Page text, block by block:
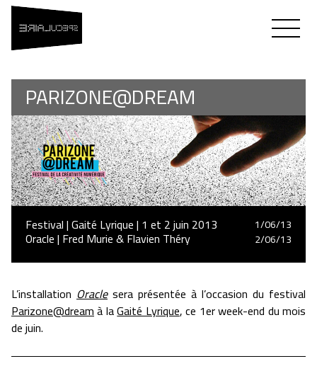
SPÉCULAIRE
PARIZONE@DREAM
1/06/13
2/06/13
Festival | Gaité Lyrique | 1 et 2 juin 2013
Oracle | Fred Murie & Flavien Théry
L’installation Oraclesera présentée à l’occasion du festival
Parizone@dreamà laGaité Lyrique, ce 1er week-end du mois
de juin.